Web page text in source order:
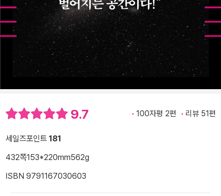
9.7 100자평 2편 리뷰 51편
세일즈포인트 181
432쪽153*220mm562g
ISBN 9791167030603